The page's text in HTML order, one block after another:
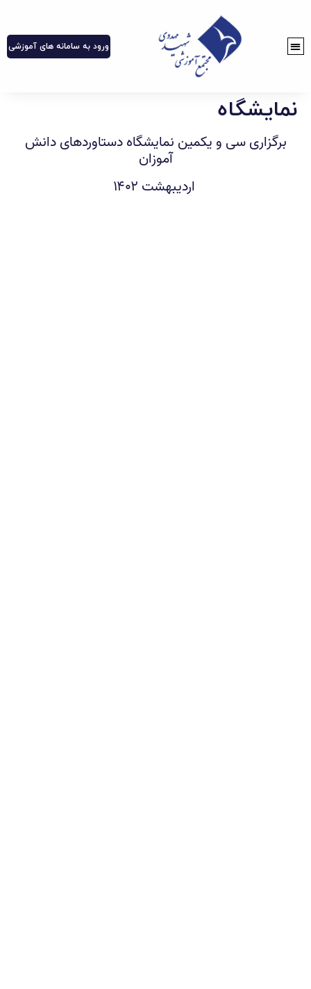
ورود به سامانه های آموزشی
نمایشگاه
برگزاری سی و یکمین نمایشگاه دستاوردهای دانش
آموزان
اردیبهشت ۱۴۰۲